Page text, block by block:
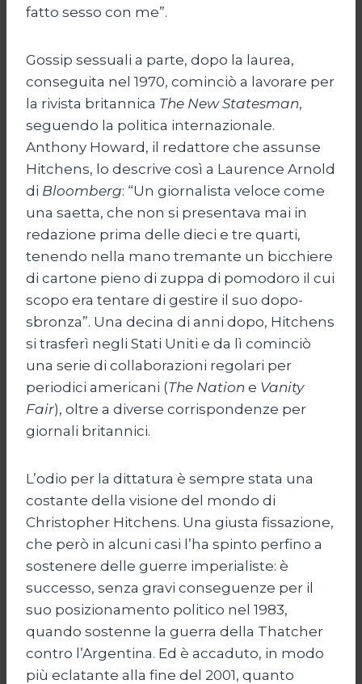
fatto sesso con me”.
Gossip sessuali a parte, dopo la laurea,
conseguita nel 1970, cominciò a lavorare per
la rivista britannica The New Statesman,
seguendo la politica internazionale.
Anthony Howard, il redattore che assunse
Hitchens, lo descrive così a Laurence Arnold
di Bloomberg: “Un giornalista veloce come
una saetta, che non si presentava mai in
redazione prima delle dieci e tre quarti,
tenendo nella mano tremante un bicchiere
di cartone pieno di zuppa di pomodoro il cui
scopo era tentare di gestire il suo dopo-
sbronza”. Una decina di anni dopo, Hitchens
si trasferì negli Stati Uniti e da lì cominciò
una serie di collaborazioni regolari per
periodici americani (The Nation e Vanity
Fair), oltre a diverse corrispondenze per
giornali britannici.
L’odio per la dittatura è sempre stata una
costante della visione del mondo di
Christopher Hitchens. Una giusta fissazione,
che però in alcuni casi l’ha spinto perfino a
sostenere delle guerre imperialiste: è
successo, senza gravi conseguenze per il
suo posizionamento politico nel 1983,
quando sostenne la guerra della Thatcher
contro l’Argentina. Ed è accaduto, in modo
più eclatante alla fine del 2001, quanto